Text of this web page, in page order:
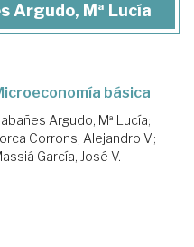
Argudo, Mª Lucía
básica
Argudo, Mª Lucía;
Corrons, Alejandro V.;
García, José V.